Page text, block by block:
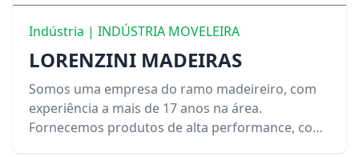
Indústria | INDÚSTRIA MOVELEIRA
LORENZINI MADEIRAS
Somos uma empresa do ramo madeireiro, com
experiência a mais de 17 anos na área.
Fornecemos produtos de alta performance, com